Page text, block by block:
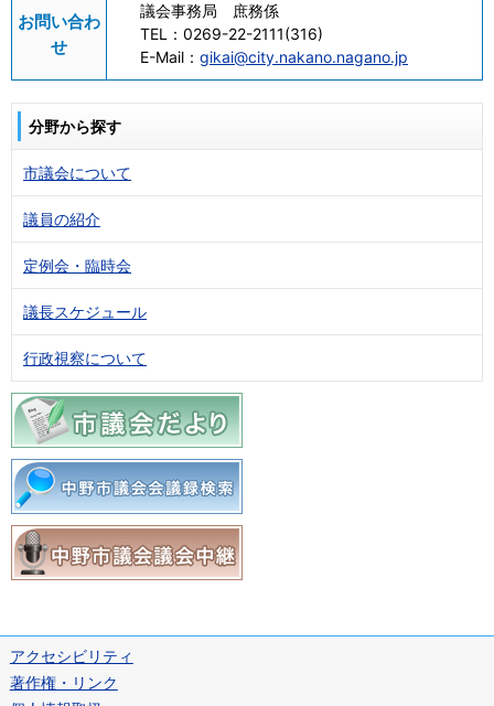
お問い合わ
せ
議会事務局 庶務係
TEL： 0269-22-2111(316)
E-Mail： gikai@city.nakano.nagano.jp
分野から探す
市議会について
議員の紹介
定例会・臨時会
議長スケジュール
行政視察について
アクセシビリティ
著作権・リンク